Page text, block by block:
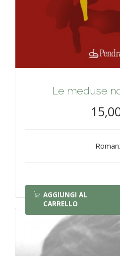
Le meduse
AGGIUNGI AL
CARRELLO